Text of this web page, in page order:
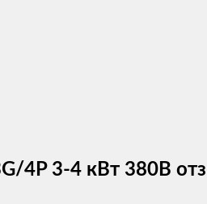
4P 3-4 кВт 380В